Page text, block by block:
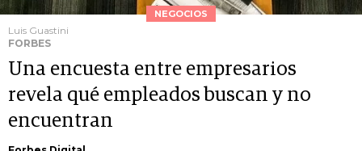
NEGOCIOS
Luis Guastini
FORBES
Una encuesta entre empresarios
revela qué empleados buscan y no
encuentran